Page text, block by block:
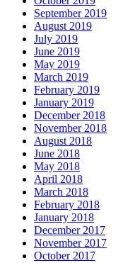
September 2019
August 2019
July 2019
June 2019
May 2019
March 2019
February 2019
January 2019
December 2018
November 2018
August 2018
June 2018
May 2018
April 2018
March 2018
February 2018
January 2018
December 2017
November 2017
October 2017